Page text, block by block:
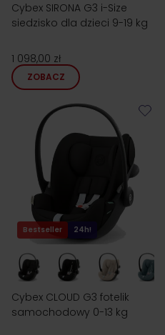
Cybex SIRONA G3 i-Size
siedzisko dla dzieci 9-19 kg
1 098,00 zł
ZOBACZ
Bestseller 24h!
Cybex CLOUD G3 fotelik
samochodowy 0-13 kg